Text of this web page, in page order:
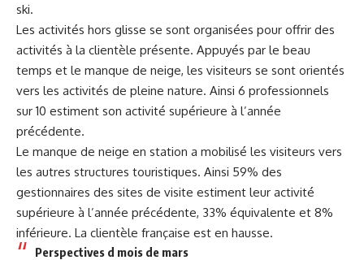
ski.
Les activités hors glisse se sont organisées pour offrir des
activités à la clientèle présente. Appuyés par le beau
temps et le manque de neige, les visiteurs se sont orientés
vers les activités de pleine nature. Ainsi 6 professionnels
sur 10 estiment son activité supérieure à l’année
précédente.
Le manque de neige en station a mobilisé les visiteurs vers
les autres structures touristiques. Ainsi 59% des
gestionnaires des sites de visite estiment leur activité
supérieure à l’année précédente, 33% équivalente et 8%
inférieure. La clientèle française est en hausse.
Perspectives d mois de mars